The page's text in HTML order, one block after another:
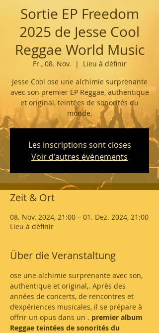
Sortie EP Freedom
2025 de Jesse Cool
Reggae World Music
Fr., 08. Nov.
  |
Lieu à définir
Jesse Cool ose une alchimie surprenante
avec son premier EP Reggae, authentique
et original, teintées de sonorités du
monde.
Les inscriptions sont closes
Voir d'autres événements
Zeit & Ort
08. Nov. 2024, 21:00 – 01. Dez. 2024, 21:00
Lieu à définir
Über die Veranstaltung
ose une alchimie surprenante avec son,
authentique et original,. Après des
années de concerts, de rencontres et
d’expériences musicales, il se prépare à
offrir un opus dans un . premier album
Reggae teintées de sonorités du